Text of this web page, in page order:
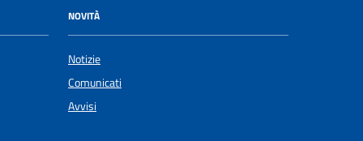
NOVITÀ
Notizie
Comunicati
Avvisi